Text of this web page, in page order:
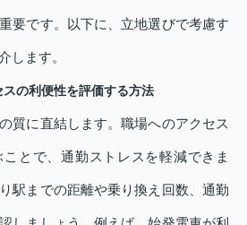
要です。以下に、立地選びで考慮す
します。
の利便性を評価する方法
質に直結します。職場へのアクセス
とで、通勤ストレスを軽減できま
駅までの距離や乗り換え回数、通勤